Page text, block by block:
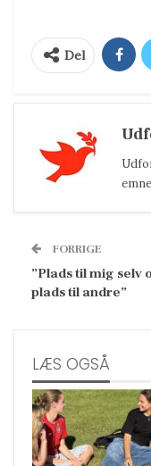
Del
FORRIGE
”Plads til mig selv
plads til andre”
LÆS OGSÅ